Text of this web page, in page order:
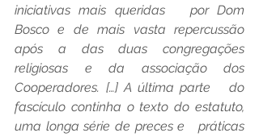
iniciativas mais queridas   por Dom
Bosco e de mais vasta repercussão
após a das duas congregações
religiosas e da associação dos
Cooperadores. […] A última parte   do
fascículo continha o texto do estatuto,
uma longa série de preces e   práticas